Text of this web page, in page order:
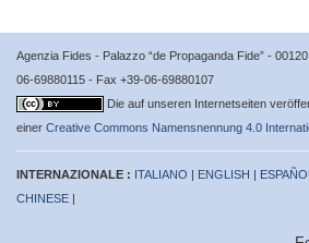
Agenzia Fides - Palazzo “de Propaganda Fide” -
06-69880115 - Fax +39-06-69880107
Die auf unseren Internetseiten
einer Creative Commons Namensnennung 4.0
INTERNAZIONALE : ITALIANO | ENGLISH | ESPAÑOL
CHINESE |